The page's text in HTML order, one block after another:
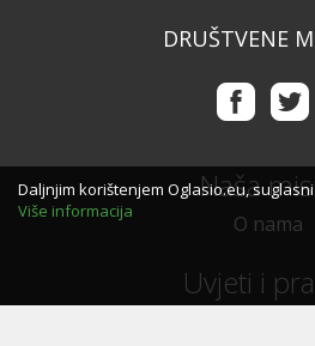
DRUŠTVENE
Naša
O nama
Uvjeti i
Daljnjim korištenjem Oglasio.eu,
Više informacija